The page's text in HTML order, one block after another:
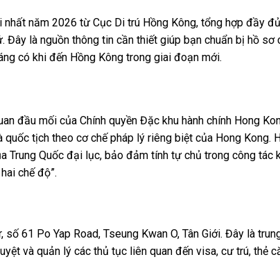
năm 2026 từ Cục Di trú Hồng Kông, tổng hợp đầy
là nguồn thông tin cần thiết giúp bạn chuẩn bị hồ sơ
có khi đến Hồng Kông trong giai đoạn mới.
đầu mối của Chính quyền Đặc khu hành chính Hong
tịch theo cơ chế pháp lý riêng biệt của Hong Kong.
Quốc đại lục, bảo đảm tính tự chủ trong công tác
chế độ”.
61 Po Yap Road, Tseung Kwan O, Tân Giới. Đây là
và quản lý các thủ tục liên quan đến visa, cư trú, thẻ